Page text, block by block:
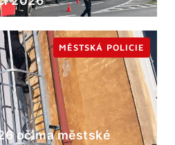
očima městské
MĚSTSKÁ POLICIE